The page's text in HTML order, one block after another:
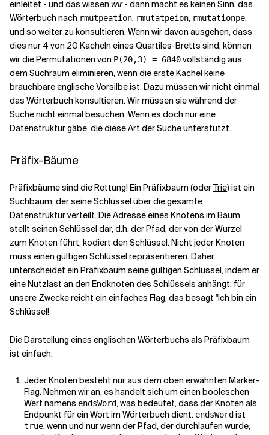
einleitet - und das wissen wir- dann macht es keinen Sinn, das
Wörterbuch nach rmutpeation, rmutatpeion, rmutationpe,
und so weiter zu konsultieren. Wenn wir davon ausgehen, dass
dies nur 4 von 20 Kacheln eines Quartiles-Bretts sind, können
wir die Permutationen von P(20,3) = 6840vollständig aus
dem Suchraum eliminieren, wenn die erste Kachel keine
brauchbare englische Vorsilbe ist. Dazu müssen wir nicht einmal
das Wörterbuch konsultieren. Wir müssen sie während der
Suche nicht einmal besuchen. Wenn es doch nur eine
Datenstruktur gäbe, die diese Art der Suche unterstützt...
Präfix-Bäume
Präfixbäume sind die Rettung! Ein Präfixbaum (oderTrie) ist ein
Suchbaum, der seine Schlüssel über die gesamte
Datenstruktur verteilt. Die Adresse eines Knotens im Baum
stellt seinen Schlüssel dar, d.h. der Pfad, der von der Wurzel
zum Knoten führt, kodiert den Schlüssel. Nicht jeder Knoten
muss einen gültigen Schlüssel repräsentieren. Daher
unterscheidet ein Präfixbaum seine gültigen Schlüssel, indem er
eine Nutzlast an den Endknoten des Schlüssels anhängt; für
unsere Zwecke reicht ein einfaches Flag, das besagt "Ich bin ein
Schlüssel!
Die Darstellung eines englischen Wörterbuchs als Präfixbaum
ist einfach:
Jeder Knoten besteht nur aus dem oben erwähnten Marker-
Flag. Nehmen wir an, es handelt sich um einen booleschen
Wert namens endsWord, was bedeutet, dass der Knoten als
Endpunkt für ein Wort im Wörterbuch dient. endsWord ist
true, wenn und nur wenn der Pfad, der durchlaufen wurde,